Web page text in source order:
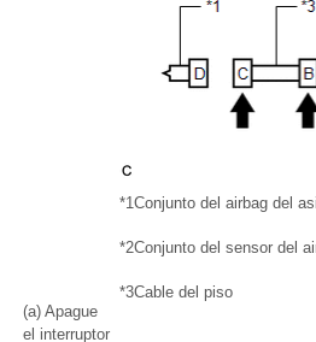
(a) Apague
el interruptor
*1Conjunto del airbag del
*2Conjunto del sensor del
*3Cable del piso